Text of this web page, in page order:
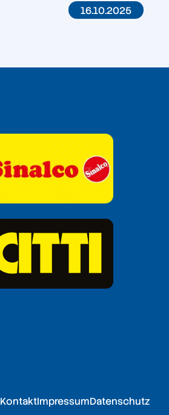
16.10.2025
KontaktImpressumDatenschutz